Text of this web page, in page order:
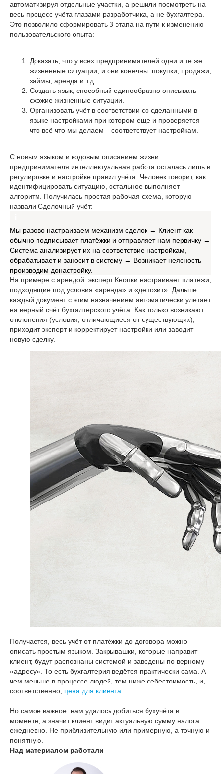
автоматизируя отдельные участки, а решили посмотреть на
весь процесс учёта глазами разработчика, а не бухгалтера.
Это позволило сформировать 3 этапа на пути к изменению
пользовательского опыта:
Доказать, что у всех предпринимателей одни и те же
жизненные ситуации, и они конечны: покупки, продажи,
займы, аренда и т.д.
Создать язык, способный единообразно описывать
схожие жизненные ситуации.
Организовать учёт в соответствии со сделанными в
языке настройками при котором еще и проверяется
что всё что мы делаем – соответствует настройкам.
С новым языком и кодовым описанием жизни
предпринимателя интеллектуальная работа осталась лишь в
регулировке и настройке правил учёта. Человек говорит, как
идентифицировать ситуацию, остальное выполняет
алгоритм. Получилась простая рабочая схема, которую
назвали Сделочный учёт:
Мы разово настраиваем механизм сделок → Клиент как
обычно подписывает платёжки и отправляет нам первичку →
Система анализирует их на соответствие настройкам,
обрабатывает и заносит в систему → Возникает неясность —
производим донастройку.
На примере с арендой: эксперт Кнопки настраивает платежи,
подходящие под условия «аренда» и «депозит». Дальше
каждый документ с этим назначением автоматически улетает
на верный счёт бухгалтерского учёта. Как только возникают
отклонения (условия, отличающиеся от существующих),
приходит эксперт и корректирует настройки или заводит
новую сделку.
Получается, весь учёт от платёжки до договора можно
описать простым языком. Закрывашки, которые направит
клиент, будут распознаны системой и заведены по верному
«адресу». То есть бухгалтерия ведётся практически сама. А
чем меньше в процессе людей, тем ниже себестоимость, и,
соответственно, цена для клиента
Но самое важное: нам удалось добиться бухучёта в
моменте, а значит клиент видит актуальную сумму налога
ежедневно. Не приблизительную или примерную, а точную и
понятную.
Над материалом работали